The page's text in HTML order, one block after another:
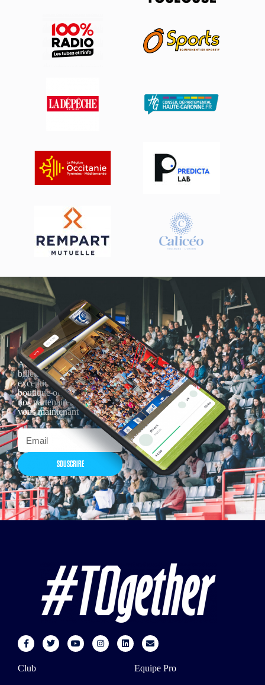
Actualités, nouveautés,
billetterie, remises
exceptionnelles dans la
boutique officielles & chez
nos partenaires… Inscrivez-
vous maintenant
SOUSCRIRE
Club Equipe Pro